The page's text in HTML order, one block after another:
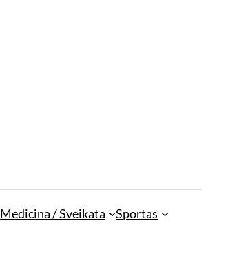
Medicina / Sveikata
Sportas